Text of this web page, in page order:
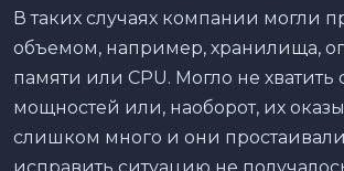
В таких случаях компании могли
объемом, например, хранилища,
памяти или CPU. Могло не хватить
мощностей или, наоборот, их
слишком много и они